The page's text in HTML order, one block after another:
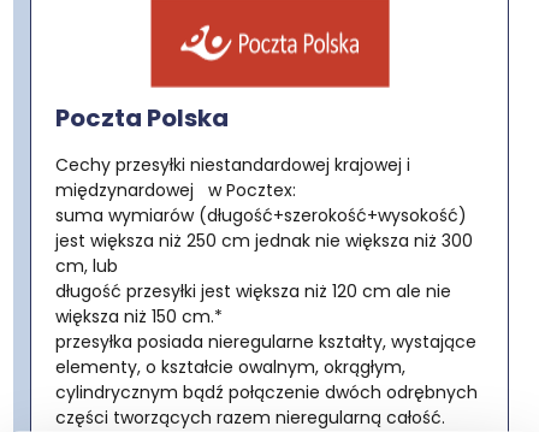
Poczta Polska
Cechy przesyłki niestandardowej krajowej i
międzynardowej w Pocztex:
suma wymiarów (długość+szerokość+wysokość)
jest większa niż 250 cm jednak nie większa niż 300
cm, lub
długość przesyłki jest większa niż 120 cm ale nie
większa niż 150 cm.*
przesyłka posiada nieregularne kształty, wystające
elementy, o kształcie owalnym, okrągłym,
cylindrycznym bądź połączenie dwóch odrębnych
części tworzących razem nieregularną całość.